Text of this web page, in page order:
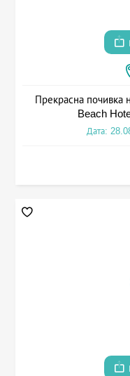
Прекрасна почивка
Beach
Дата: